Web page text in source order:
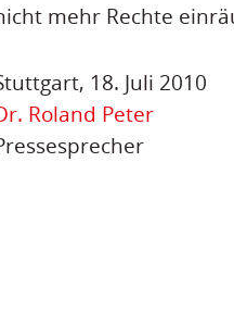
mehr Rechte
18. Juli 2010
Roland Peter